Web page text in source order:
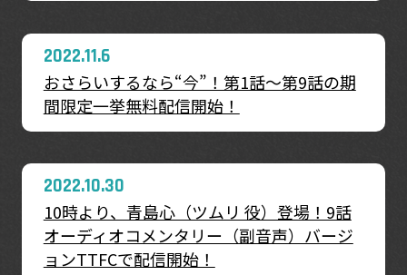
2022.11.6
おさらいするなら“今”！第1話～第9話の期
間限定一挙無料配信開始！
2022.10.30
10時より、青島心（ツムリ 役）登場！9話
オーディオコメンタリー（副音声）バージ
ョンTTFCで配信開始！